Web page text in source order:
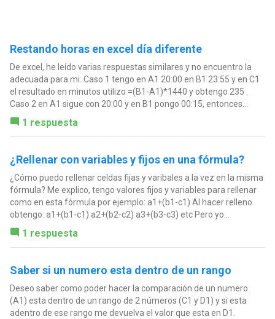
Restando horas en excel día diferente
De excel, he leído varias respuestas similares y no encuentro la
adecuada para mi. Caso 1 tengo en A1 20:00 en B1 23:55 y en C1
el resultado en minutos utilizo =(B1-A1)*1440 y obtengo 235 .
Caso 2 en A1 sigue con 20:00 y en B1 pongo 00:15, entonces...
1 respuesta
¿Rellenar con variables y fijos en una fórmula?
¿Cómo puedo rellenar celdas fijas y varibales a la vez en la misma
fórmula? Me explico, tengo valores fijos y variables para rellenar
como en esta fórmula por ejemplo: a1+(b1-c1) Al hacer relleno
obtengo: a1+(b1-c1) a2+(b2-c2) a3+(b3-c3) etc Pero yo...
1 respuesta
Saber si un numero esta dentro de un rango
Deseo saber como poder hacer la comparación de un numero
(A1) esta dentro de un rango de 2 números (C1 y D1) y si esta
adentro de ese rango me devuelva el valor que esta en D1.